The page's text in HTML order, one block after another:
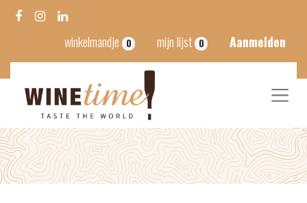
winkelmandje 0 mijn lijst 0 Aanmelden